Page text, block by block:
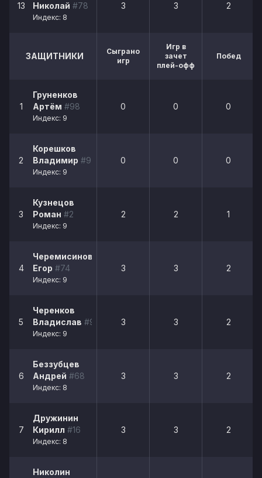
13
Николай #78
Индекс: 8
3 3 2
ЗАЩИТНИКИ
Сыграно
игр
Игр в
зачет
плей-офф
Побед
1
Груненков
Артём #98
Индекс: 9
0 0 0
2
Корешков
Владимир #9
Индекс: 9
0 0 0
3
Кузнецов
Роман #2
Индекс: 9
2 2 1
4
Черемисинов
Егор #74
Индекс: 9
3 3 2
5
Черенков
Владислав #96
Индекс: 9
3 3 2
6
Беззубцев
Андрей #68
Индекс: 8
3 3 2
7
Дружинин
Кирилл #16
Индекс: 8
3 3 2
Николин